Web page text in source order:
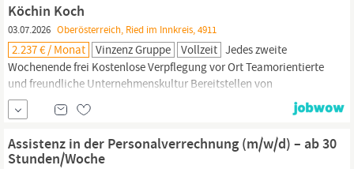
aus der Vene und den Kapillaren,
Köchin Koch
03.07.2026 Oberösterreich, Ried im Innkreis, 4911
2.237 € / Monat Vinzenz Gruppe Vollzeit Jedes zweite
Wochenende frei Kostenlose Verpflegung vor Ort Teamorientierte
und freundliche Unternehmenskultur Bereitstellen von
Dienstkleidung inkl. Reinigung Fachliche und
Weiterentwicklungsmöglichkeiten Kooperationen mit
Fitnessstudios und Übernahme der Teilnahmegebühr bei diversen
Laufveranstaltungen Mitarbeiter innenveranstaltungen...
Assistenz in der Personalverrechnung (m/w/d) – ab 30
Stunden/Woche